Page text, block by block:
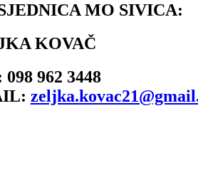
MO SIVICA:
KOVAČ
962 3448